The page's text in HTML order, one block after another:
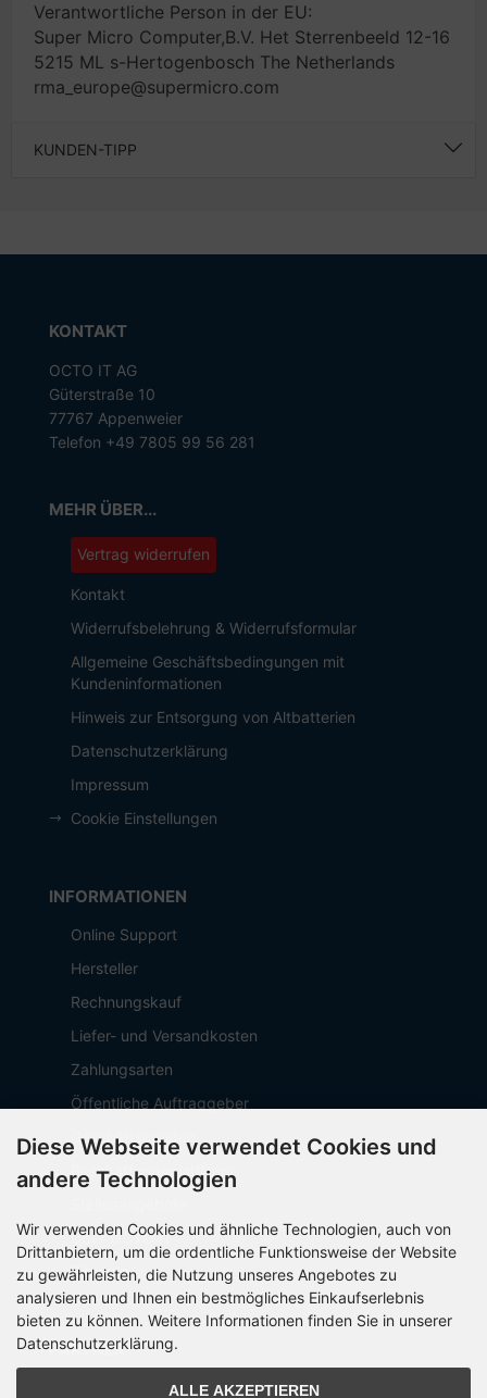
Verantwortliche Person in der EU:
Super Micro Computer,B.V. Het Sterrenbeeld 12-16
5215 ML s-Hertogenbosch The Netherlands
rma_europe@supermicro.com
KUNDEN-TIPP
KONTAKT
OCTO IT AG
Güterstraße 10
77767 Appenweier
Telefon +49 7805 99 56 281
MEHR ÜBER...
Vertrag widerrufen
Kontakt
Widerrufsbelehrung & Widerrufsformular
Allgemeine Geschäftsbedingungen mit
Kundeninformationen
Hinweis zur Entsorgung von Altbatterien
Datenschutzerklärung
Impressum
Cookie Einstellungen
INFORMATIONEN
Online Support
Hersteller
Rechnungskauf
Liefer- und Versandkosten
Zahlungsarten
Öffentliche Auftraggeber
Geschäftskunden
Beschaffungsplattform
Über OCTO IT
Sitemap
PARTNER
Diese Webseite verwendet Cookies und
andere Technologien
Wir verwenden Cookies und ähnliche Technologien, auch von
Drittanbietern, um die ordentliche Funktionsweise der Website
zu gewährleisten, die Nutzung unseres Angebotes zu
analysieren und Ihnen ein bestmögliches Einkaufserlebnis
bieten zu können. Weitere Informationen finden Sie in unserer
Datenschutzerklärung.
ALLE AKZEPTIEREN